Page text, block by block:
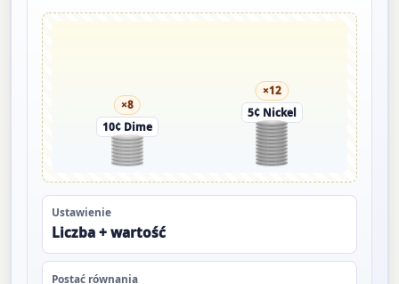
×8
10¢ Dime
×12
5¢ Nickel
Ustawienie
Liczba + wartość
Postać równania